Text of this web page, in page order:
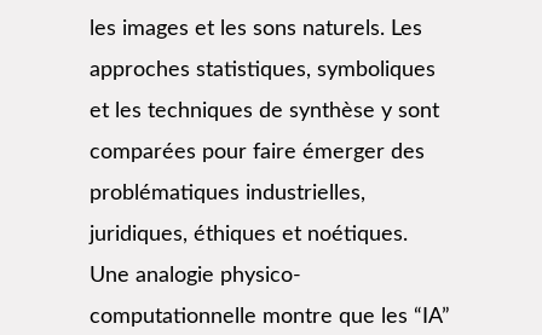
les images et les sons naturels. Les
approches statistiques, symboliques
et les techniques de synthèse y sont
comparées pour faire émerger des
problématiques industrielles,
juridiques, éthiques et noétiques.
Une analogie physico-
computationnelle montre que les “IA”